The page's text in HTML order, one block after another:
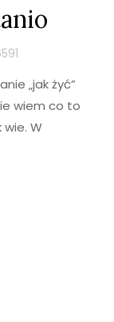
„jak żyć”
wiem co to
W